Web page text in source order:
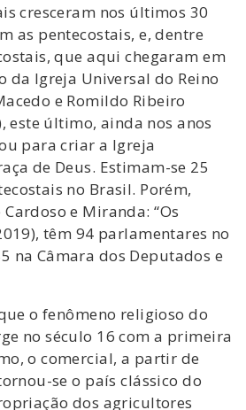
cresceram nos últimos 30
as pentecostais, e, dentre
que aqui chegaram em
da Igreja Universal do Reino
e Romildo Ribeiro
este último, ainda nos anos
para criar a Igreja
de Deus. Estimam-se 25
no Brasil. Porém,
e Miranda: “Os
têm 94 parlamentares no
na Câmara dos Deputados e
o fenômeno religioso do
no século 16 com a primeira
o comercial, a partir de
se o país clássico do
dos agricultores